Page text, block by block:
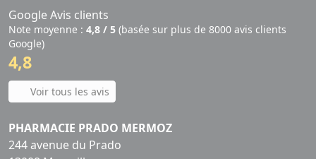
Google Avis clients
Note moyenne : 4,8 / 5 (basée sur plus de 8000 avis clients
Google)
4,8
Voir tous les avis
PHARMACIE PRADO MERMOZ
244 avenue du Prado